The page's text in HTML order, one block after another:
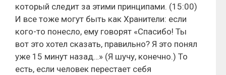
который следит за этими принципами. (15:00)
И все тоже могут быть как Хранители: если
кого-то понесло, ему говорят «Спасибо! Ты
вот это хотел сказать, правильно? Я это понял
уже 15 минут назад…» (Я шучу, конечно.) То
есть, если человек перестает себя